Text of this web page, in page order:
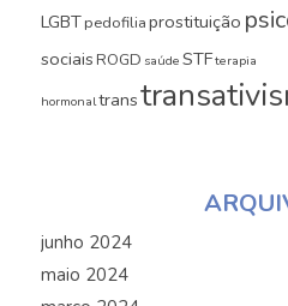
LGBTpedofiliaprostituição
sociais ROGD saúde STFterapia
hormonaltrans
junho 2024
maio 2024